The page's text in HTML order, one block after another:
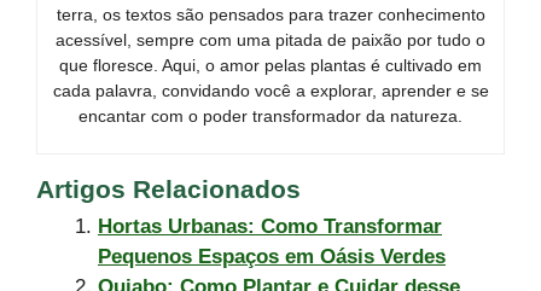
terra, os textos são pensados para trazer conhecimento
acessível, sempre com uma pitada de paixão por tudo o
que floresce. Aqui, o amor pelas plantas é cultivado em
cada palavra, convidando você a explorar, aprender e se
encantar com o poder transformador da natureza.
Artigos Relacionados
Hortas Urbanas: Como Transformar
Pequenos Espaços em Oásis Verdes
Quiabo: Como Plantar e Cuidar desse